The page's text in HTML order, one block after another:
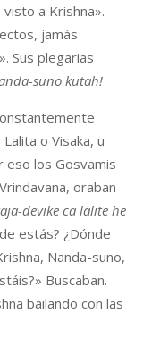
a Krishna».
jamás
Sus plegarias
suno kutah!
Lalita o Visaka, u
eso los Gosvamis
oraban
devike ca lalite he
estás? ¿Dónde
Nanda-suno,
Buscaban.
bailando con las